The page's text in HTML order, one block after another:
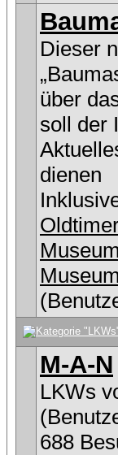
Dieser
über
soll der
dienen
M-A-N
LKWs
688